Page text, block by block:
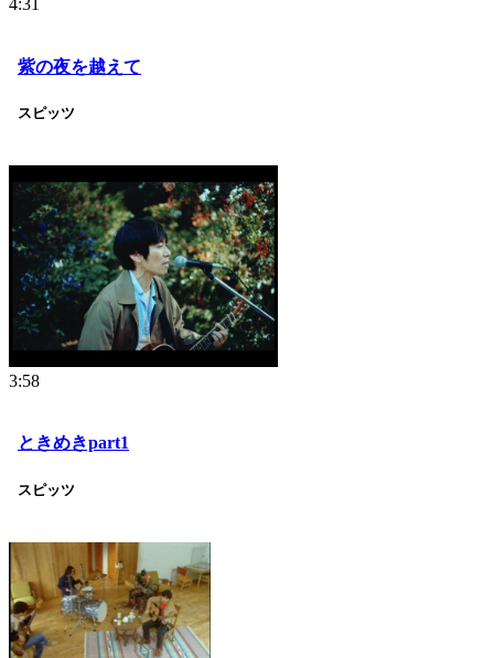
4:31
紫の夜を越えて
スピッツ
3:58
ときめきpart1
スピッツ